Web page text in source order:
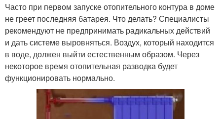
Часто при первом запуске отопительного контура в доме
не греет последняя батарея. Что делать? Специалисты
рекомендуют не предпринимать радикальных действий
и дать системе выровняться. Воздух, который находится
в воде, должен выйти естественным образом. Через
некоторое время отопительная разводка будет
функционировать нормально.